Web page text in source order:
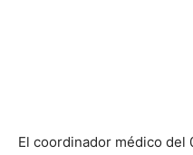
El coordinador médico del